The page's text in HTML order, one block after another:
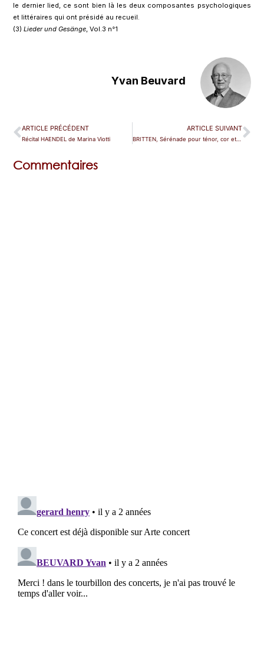
le dernier lied, ce sont bien là les deux composantes psychologiques
et littéraires qui ont présidé au recueil.
(3)Lieder und Gesänge, Vol.3 n°1
Yvan Beuvard
ARTICLE PRÉCÉDENT
Récital HAENDEL de Marina Viotti
ARTICLE SUIVANT
BRITTEN, Sérénade pour ténor, cor et cordes – Colmar
Commentaires